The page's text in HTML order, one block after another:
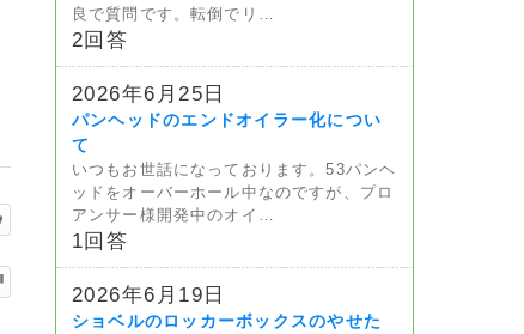
良で質問です。転倒でリ…
2回答
2026年6月25日
パンヘッドのエンドオイラー化につい
て
いつもお世話になっております。53パンヘ
ッドをオーバーホール中なのですが、プロ
アンサー様開発中のオイ…
1回答
2026年6月19日
ショベルのロッカーボックスのやせた